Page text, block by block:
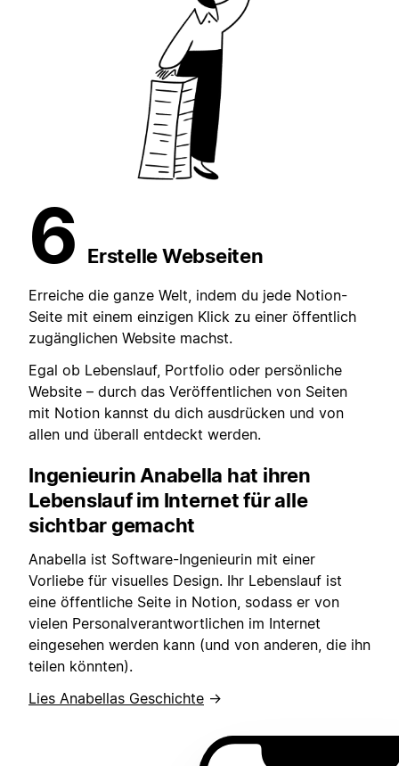
6 Erstelle Webseiten
Erreiche die ganze Welt, indem du jede Notion-
Seite mit einem einzigen Klick zu einer öffentlich
zugänglichen Website machst.
Egal ob Lebenslauf, Portfolio oder persönliche
Website – durch das Veröffentlichen von Seiten
mit Notion kannst du dich ausdrücken und von
allen und überall entdeckt werden.
Ingenieurin Anabella hat ihren
Lebenslauf im Internet für alle
sichtbar gemacht
Anabella ist Software-Ingenieurin mit einer
Vorliebe für visuelles Design. Ihr Lebenslauf ist
eine öffentliche Seite in Notion, sodass er von
vielen Personalverantwortlichen im Internet
eingesehen werden kann (und von anderen, die ihn
teilen könnten).
Lies Anabellas Geschichte →